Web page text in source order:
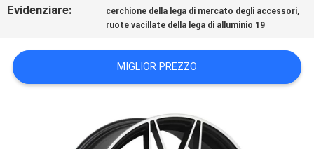
MAPPA
SITO
Evidenziare: cerchione della lega di mercato degli accessori,
ruote vacillate della lega di alluminio 19
MIGLIOR PREZZO